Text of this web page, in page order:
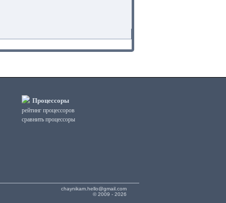
Процессоры
рейтинг процессоров
сравнить процессоры
chaynikam.hello@gmail.com
© 2009 - 2026